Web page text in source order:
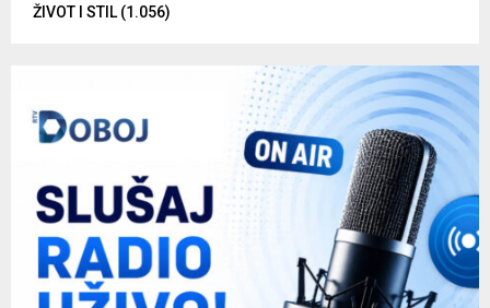
ŽIVOT I STIL(1.056)